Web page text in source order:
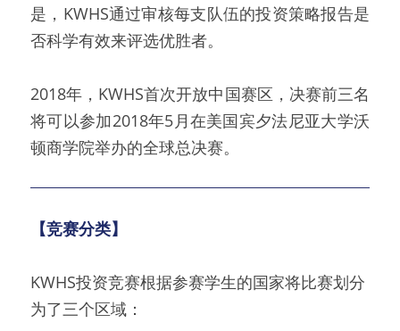
是，KWHS通过审核每支队伍的投资策略报告是
否科学有效来评选优胜者。
2018年，KWHS首次开放中国赛区，决赛前三名
将可以参加2018年5月在美国宾夕法尼亚大学沃
顿商学院举办的全球总决赛。
【竞赛分类】
KWHS投资竞赛根据参赛学生的国家将比赛划分
为了三个区域：